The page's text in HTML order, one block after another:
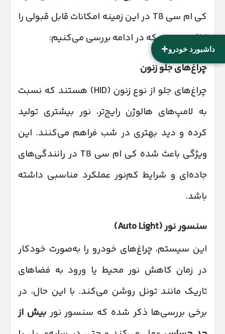
کی ام سی T8 در این زمینه امکانات قابل قبولی را
ارائه می‌دهد که در ادامه بررسی می‌کنیم:
چراغ‌های جلو زنون
چراغ‌های جلو از نوع زنون (HID) هستند که نسبت
به لامپ‌های هالوژن رایج‌تر، نور بیشتری تولید
کرده و دید بهتری در شب فراهم می‌کنند. این
ویژگی باعث شده کی ام سی T8 در رانندگی‌های
جاده‌ای و شرایط کم‌نور عملکرد مناسبی داشته
باشد.
سنسور نور(Auto Light)
این سیستم، چراغ‌های خودرو را به‌صورت خودکار
در زمان کاهش نور محیط یا ورود به فضاهای
تاریک مانند تونل روشن می‌کند. با این حال، در
برخی بررسی‌ها ذکر شده که سنسور نوربیش از
+داشبورد خودرو